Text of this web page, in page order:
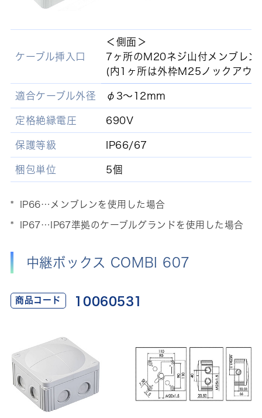
ケーブル挿入口
＜側面＞
7ヶ所のM20ネジ山付メンブレン
(内1ヶ所は外枠M25ノックアウ
適合ケーブル外径 φ3～12mm
定格絶縁電圧 690V
保護等級 IP66/67
梱包単位 5個
IP66…メンブレンを使用した場合
IP67…IP67準拠のケーブルグランドを使用した場合
中継ボックス COMBI 607
商品コード 10060531